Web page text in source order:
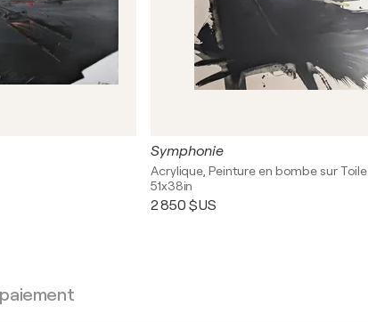
Symphonie
Acrylique, Peinture en bombe sur Toile
51x38in
2 850 $US